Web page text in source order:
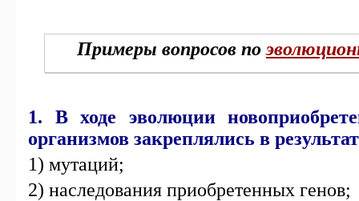
Примеры вопросов по
1. В ходе эволюции
организмов закреплялись в
1) мутаций;
2) наследования приобретенных генов;